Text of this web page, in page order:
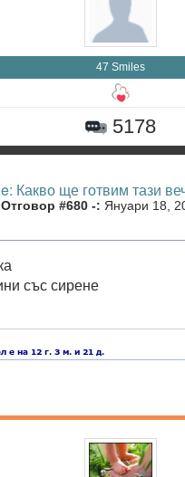
47 Smiles
5178
Какво ще готвим тази
Отговор #680 -: Януари 18,
със сирене